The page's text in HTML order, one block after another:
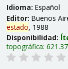
Idioma: Español
Editor: Buenos
estado, 1988
Disponibilidad:
topográfica: